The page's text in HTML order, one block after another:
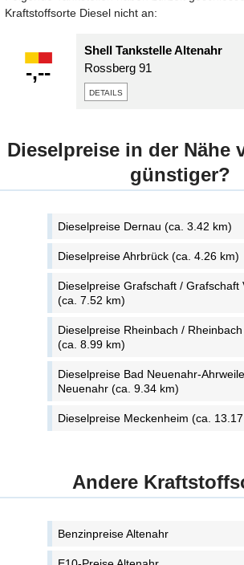
Kraftstoffsorte Diesel nicht an:
-,--
Shell Tankstelle Altenahr
Rossberg 91
details
Dieselpreise in der Nähe
günstiger?
Dieselpreise Dernau (ca. 3.42 km)
Dieselpreise Ahrbrück (ca. 4.26 km)
Dieselpreise Grafschaft / Grafschaft
(ca. 7.52 km)
Dieselpreise Rheinbach /
(ca. 8.99 km)
Dieselpreise Bad Neuenahr-
Neuenahr (ca. 9.34 km)
Dieselpreise Meckenheim (ca.
Andere
Benzinpreise Altenahr